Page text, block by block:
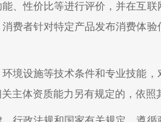
、性价比等进行评价，并在互联
费者针对特定产品发布消费体
境设施等技术条件和专业技能，
主体资质能力另有规定的，依照